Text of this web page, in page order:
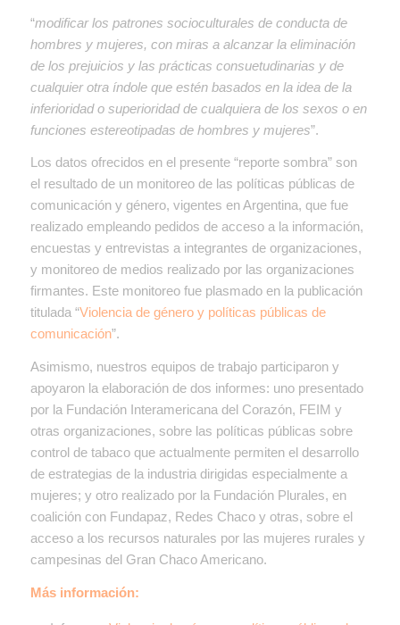
“modificar los patrones socioculturales de conducta de
hombres y mujeres, con miras a alcanzar la eliminación
de los prejuicios y las prácticas consuetudinarias y de
cualquier otra índole que estén basados en la idea de la
inferioridad o superioridad de cualquiera de los sexos o en
funciones estereotipadas de hombres y mujeres”.
Los datos ofrecidos en el presente “reporte sombra” son
el resultado de un monitoreo de las políticas públicas de
comunicación y género, vigentes en Argentina, que fue
realizado empleando pedidos de acceso a la información,
encuestas y entrevistas a integrantes de organizaciones,
y monitoreo de medios realizado por las organizaciones
firmantes. Este monitoreo fue plasmado en la publicación
titulada “Violencia de género y políticas públicas de
comunicación”.
Asimismo, nuestros equipos de trabajo participaron y
apoyaron la elaboración de dos informes: uno presentado
por la Fundación Interamericana del Corazón, FEIM y
otras organizaciones, sobre las políticas públicas sobre
control de tabaco que actualmente permiten el desarrollo
de estrategias de la industria dirigidas especialmente a
mujeres; y otro realizado por la Fundación Plurales, en
coalición con Fundapaz, Redes Chaco y otras, sobre el
acceso a los recursos naturales por las mujeres rurales y
campesinas del Gran Chaco Americano.
Más información: